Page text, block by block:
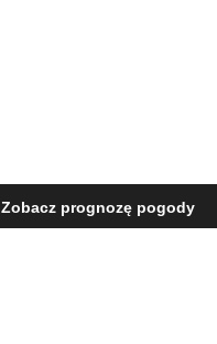
Zobacz prognozę pogody